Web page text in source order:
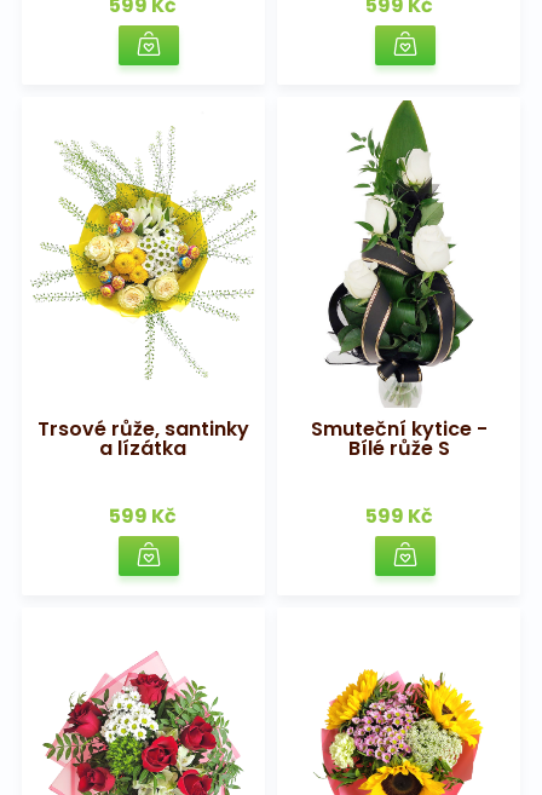
Trsové růže, santinky
a lízátka
599 Kč
Smuteční kytice -
Bílé růže S
599 Kč